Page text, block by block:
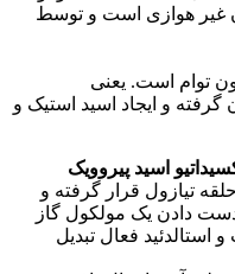
غیر هوازی است و توسط
توام است. یعنی
و ایجاد اسید استیک و
اسید پیروویک
• ابتدا اسید پیروویک بر روی کربن 2 حلقه تیازول قرار گرفته و
دست دادن یک مولکول گاز
استالدئید فعال تبدیل